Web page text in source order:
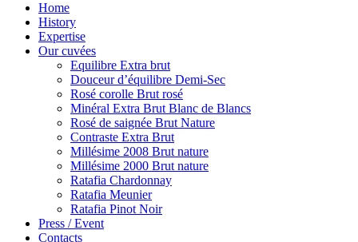
Home
History
Expertise
Our cuvées
Equilibre Extra brut
Douceur d’équilibre Demi-Sec
Rosé corolle Brut rosé
Minéral Extra Brut Blanc de Blancs
Rosé de saignée Brut Nature
Contraste Extra Brut
Millésime 2008 Brut nature
Millésime 2000 Brut nature
Ratafia Chardonnay
Ratafia Meunier
Ratafia Pinot Noir
Press / Event
Contacts